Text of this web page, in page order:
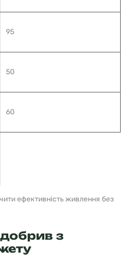
95
50
60
ефективність живлення без
з